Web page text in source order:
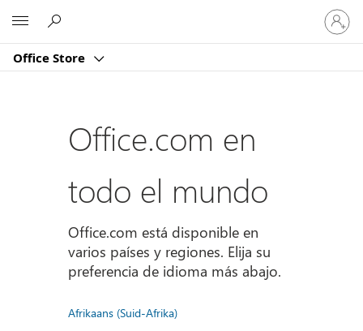
Office Store
Iniciar
sesión
en
cuenta
Office.com en
todo el mundo
Office.com está disponible en
varios países y regiones. Elija su
preferencia de idioma más abajo.
Afrikaans (Suid-Afrika)